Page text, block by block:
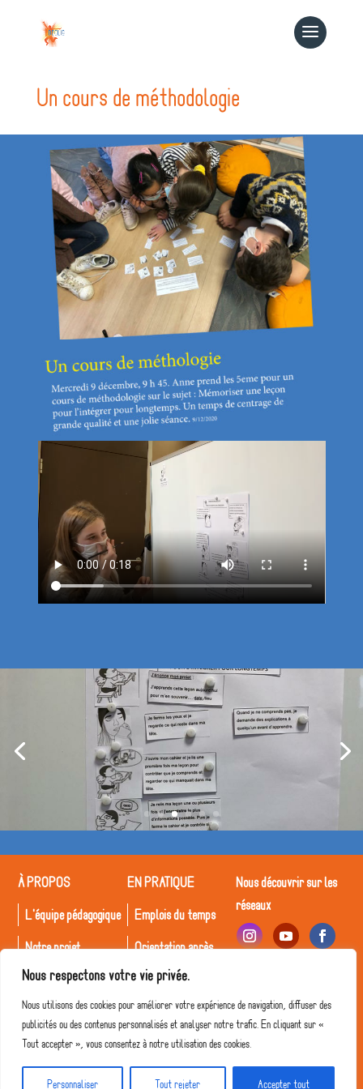
Nous respectons votre vie privée.
Nous utilisons des cookies pour améliorer votre expérience de navigation, diffuser des
publicités ou des contenus personnalisés et analyser notre trafic. En cliquant sur «
Tout accepter », vous consentez à notre utilisation des cookies.
Personnaliser Tout rejeter Accepter tout
Un cours de méthodologie
À PROPOS
L'équipe pédagogique
Notre projet
Le Collège
EN PRATIQUE
Emplois du temps
Orientation après
Déclic
Inscriptions
Nous découvrir sur les
réseaux
Recrutement
© Collège Déclic 2026 • Tous droits réservés